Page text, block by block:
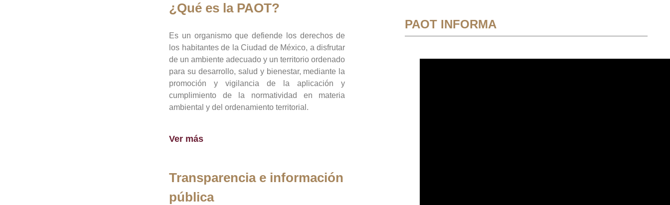
¿Qué es la PAOT?
Es un organismo que defiende los derechos de
los habitantes de la Ciudad de México, a disfrutar
de un ambiente adecuado y un territorio ordenado
para su desarrollo, salud y bienestar, mediante la
promoción y vigilancia de la aplicación y
cumplimiento de la normatividad en materia
ambiental y del ordenamiento territorial.
Ver más
Transparencia e información
pública
PAOT INFORMA